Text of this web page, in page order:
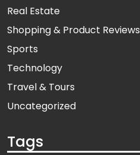
Real Estate
Shopping & Product Reviews
Sports
Technology
Travel & Tours
Uncategorized
Tags